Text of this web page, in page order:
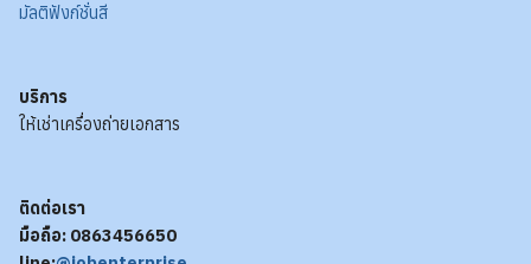
มัลติฟังก์ชั่นสี
บริการ
ให้เช่าเครื่องถ่ายเอกสาร
ติดต่อเรา
มือถือ: 0863456650